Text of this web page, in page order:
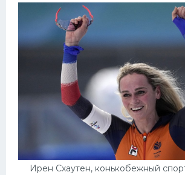
Ирен Схаутен, конькобежный